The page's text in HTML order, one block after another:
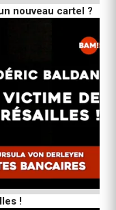
nouveau cartel ?
!